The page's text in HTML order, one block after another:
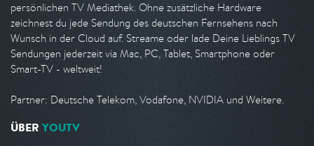
persönlichen TV Mediathek. Ohne zusätzliche Hardware
zeichnest du jede Sendung des deutschen Fernsehens nach
Wunsch in der Cloud auf. Streame oder lade Deine Lieblings TV
Sendungen jederzeit via Mac, PC, Tablet, Smartphone oder
Smart-TV - weltweit!
Partner: Deutsche Telekom, Vodafone, NVIDIA und Weitere.
ÜBER YOUTV